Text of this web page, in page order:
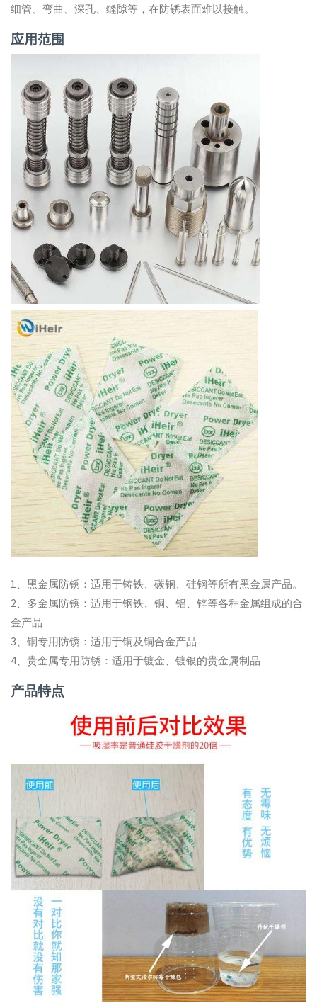
细管、弯曲、深孔、缝隙等，在防锈表面难以接触。
应用范围
1、黑金属防锈：适用于铸铁、碳钢、硅钢等所有黑金属产品。
2、多金属防锈：适用于钢铁、铜、铝、锌等各种金属组成的合
金产品
3、铜专用防锈：适用于铜及铜合金产品
4、贵金属专用防锈：适用于镀金、镀银的贵金属制品
产品特点